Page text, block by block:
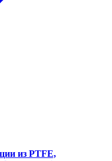
из PTFE,